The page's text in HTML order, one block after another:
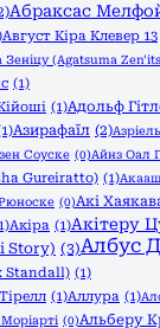
Абраксас
Август Кіра Клевер 13
Зеніцу (Agatsuma
(1)
(1)Адольф
Азирафаїл (2)
Соуске (0)Айнз Оал
Gureiratto) (1)
(0)Акі
Акіра (1)Акітеру
Story) (3)Албус
Standall) (1)
(1)Аллура (1)
(0)Альберу